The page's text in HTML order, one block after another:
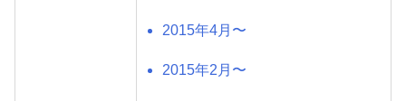
2015年4月〜
2015年2月〜